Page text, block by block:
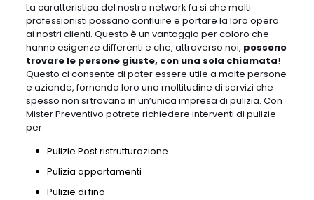
La caratteristica del nostro network fa si che molti
professionisti possano confluire e portare la loro opera
ai nostri clienti. Questo è un vantaggio per coloro che
hanno esigenze differenti e che, attraverso noi, possono
trovare le persone giuste, con una sola chiamata!
Questo ci consente di poter essere utile a molte persone
e aziende, fornendo loro una moltitudine di servizi che
spesso non si trovano in un’unica impresa di pulizia. Con
Mister Preventivo potrete richiedere interventi di pulizie
per:
Pulizie Post ristrutturazione
Pulizia appartamenti
Pulizie di fino